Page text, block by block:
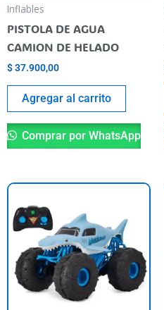
Inflables
PISTOLA DE AGUA
CAMION DE HELADO
$37.900,00
Agregar al carrito
Comprar por WhatsApp